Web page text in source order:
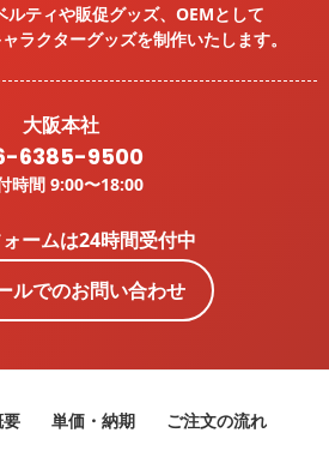
ルティや販促グッズ、OEMとして
ラクターグッズを制作いたします。
大阪本社
6385-9500
時間 9:00〜18:00
ームは24時間受付中
ルでのお問い合わせ
単価・納期 ご注文の流れ